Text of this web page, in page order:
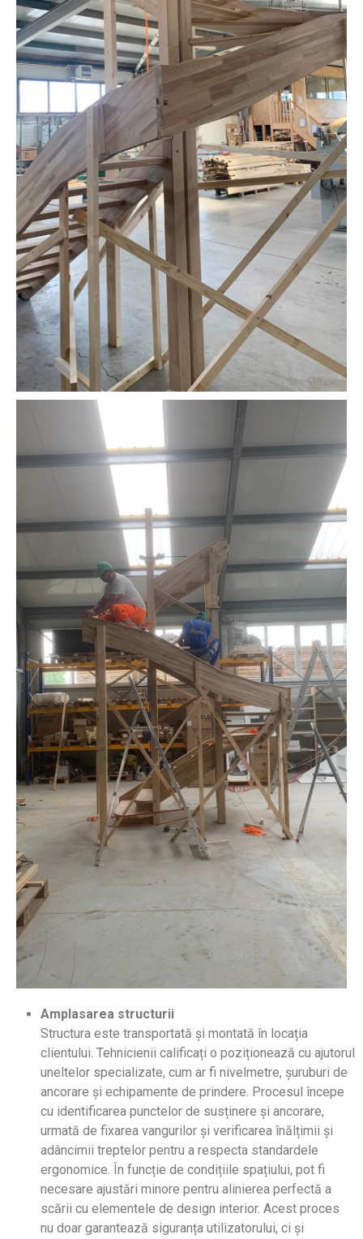
Amplasarea structurii
Structura este transportată și montată în locația
clientului. Tehnicienii calificați o poziționează cu ajutorul
uneltelor specializate, cum ar fi nivelmetre, șuruburi de
ancorare și echipamente de prindere. Procesul începe
cu identificarea punctelor de susținere și ancorare,
urmată de fixarea vangurilor și verificarea înălțimii și
adâncimii treptelor pentru a respecta standardele
ergonomice. În funcție de condițiile spațiului, pot fi
necesare ajustări minore pentru alinierea perfectă a
scării cu elementele de design interior. Acest proces
nu doar garantează siguranța utilizatorului, ci și